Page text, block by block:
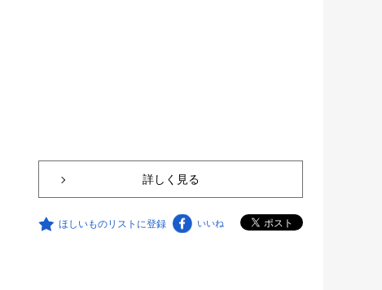
詳しく見る
ほしいものリストに登録 いいね